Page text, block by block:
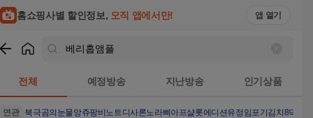
홈쇼핑사별 할인정보, 오직 앱에서만! 앱 열기
전체 예정방송 지난방송 인기상품
연관 북극곰의눈물앙쥬팡비노트디사론노라삐아프샬롯에디션유정임포기김치8닥터